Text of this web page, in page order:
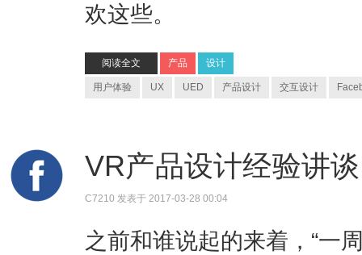
欢这些。
阅读全文 产品 设计
用户体验 UX UED 产品设计 交互设计
VR产品设计经验讲
C7210 发表于 2017-03-28 00:04
之前和谁说起的来着，“一